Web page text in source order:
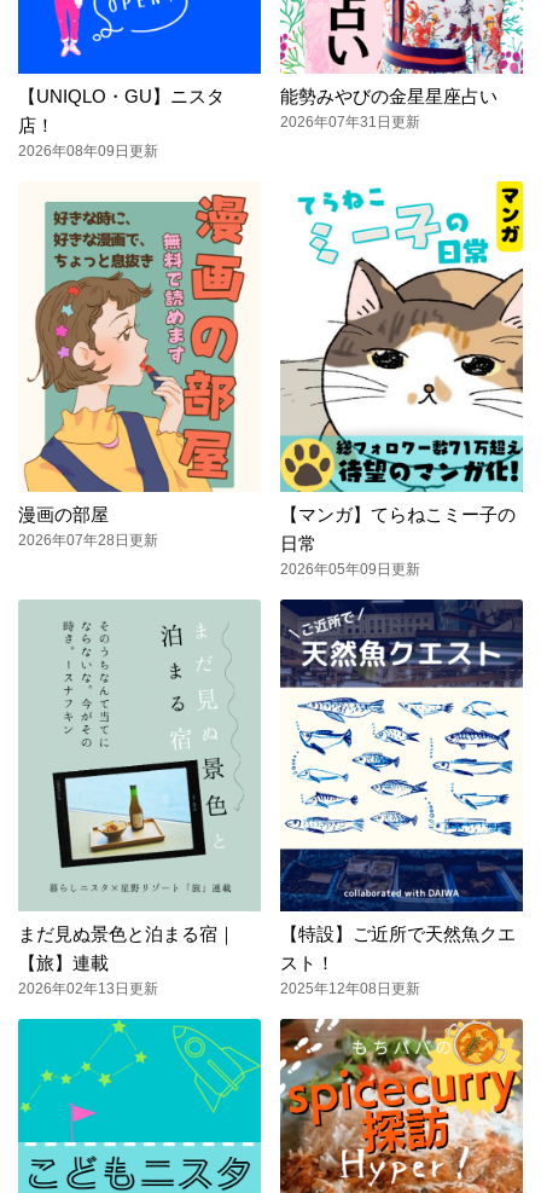
【UNIQLO・GU】ニスタ
店！
2026年08年09日更新
能勢みやびの金星星座占い
2026年07年31日更新
漫画の部屋
2026年07年28日更新
【マンガ】てらねこミー子の
日常
2026年05年09日更新
まだ見ぬ景色と泊まる宿｜
【旅】連載
2026年02年13日更新
【特設】ご近所で天然魚クエ
スト！
2025年12年08日更新